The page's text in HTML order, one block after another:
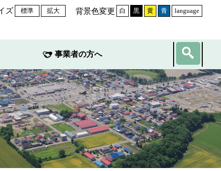
ズ 標準 拡大 背景色変更 白 黒 黄 青 language
事業者の方へ